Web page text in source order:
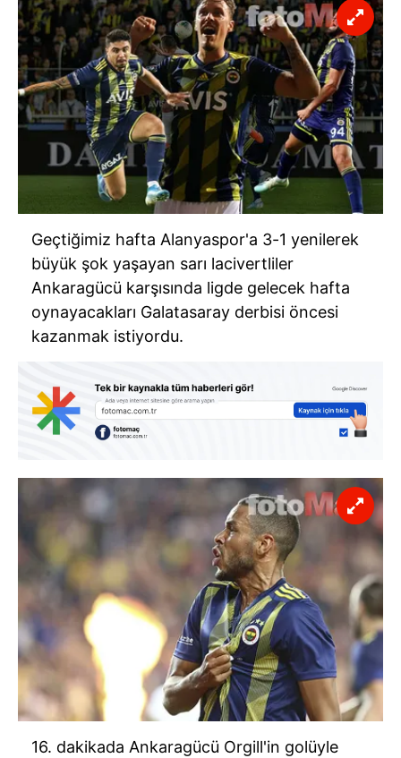
Geçtiğimiz hafta Alanyaspor'a 3-1 yenilerek
büyük şok yaşayan sarı lacivertliler
Ankaragücü karşısında ligde gelecek hafta
oynayacakları Galatasaray derbisi öncesi
kazanmak istiyordu.
16. dakikada Ankaragücü Orgill'in golüyle